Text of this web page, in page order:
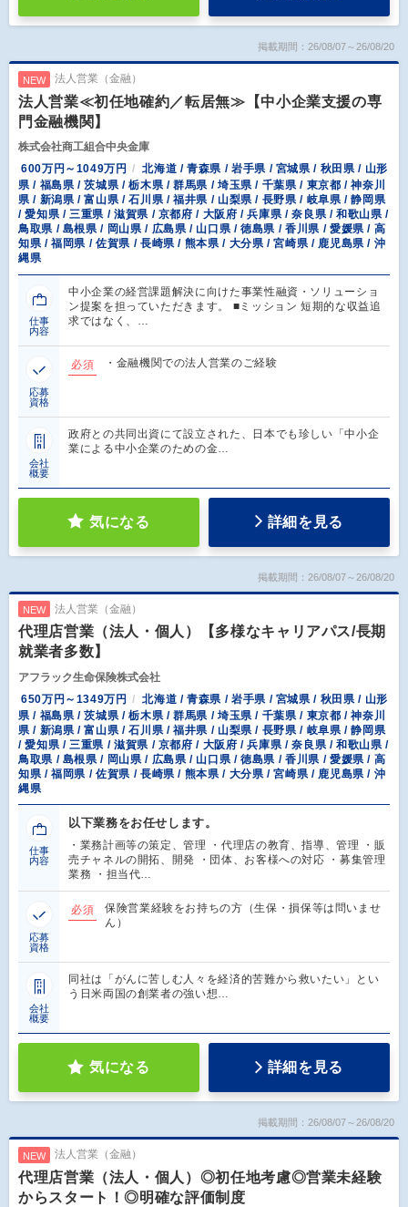
掲載期間：26/08/07～26/08/20
NEW 法人営業（金融）
法人営業≪初任地確約／転居無≫【中小企業支援の専
門金融機関】
株式会社商工組合中央金庫
600万円～1049万円
北海道 / 青森県 / 岩手県 / 宮城県 / 秋田県 / 山形
県 / 福島県 / 茨城県 / 栃木県 / 群馬県 / 埼玉県 / 千葉県 / 東京都 / 神奈川
県 / 新潟県 / 富山県 / 石川県 / 福井県 / 山梨県 / 長野県 / 岐阜県 / 静岡県
/ 愛知県 / 三重県 / 滋賀県 / 京都府 / 大阪府 / 兵庫県 / 奈良県 / 和歌山県 /
鳥取県 / 島根県 / 岡山県 / 広島県 / 山口県 / 徳島県 / 香川県 / 愛媛県 / 高
知県 / 福岡県 / 佐賀県 / 長崎県 / 熊本県 / 大分県 / 宮崎県 / 鹿児島県 / 沖
縄県
仕事
内容
中小企業の経営課題解決に向けた事業性融資・ソリューショ
ン提案を担っていただきます。 ■ミッション 短期的な収益追
求ではなく、…
応募
資格
必須 ・金融機関での法人営業のご経験
会社
概要
政府との共同出資にて設立された、日本でも珍しい「中小企
業による中小企業のための金…
気になる 詳細を見る
掲載期間：26/08/07～26/08/20
NEW 法人営業（金融）
代理店営業（法人・個人）【多様なキャリアパス/長期
就業者多数】
アフラック生命保険株式会社
650万円～1349万円
北海道 / 青森県 / 岩手県 / 宮城県 / 秋田県 / 山形
県 / 福島県 / 茨城県 / 栃木県 / 群馬県 / 埼玉県 / 千葉県 / 東京都 / 神奈川
県 / 新潟県 / 富山県 / 石川県 / 福井県 / 山梨県 / 長野県 / 岐阜県 / 静岡県
/ 愛知県 / 三重県 / 滋賀県 / 京都府 / 大阪府 / 兵庫県 / 奈良県 / 和歌山県 /
鳥取県 / 島根県 / 岡山県 / 広島県 / 山口県 / 徳島県 / 香川県 / 愛媛県 / 高
知県 / 福岡県 / 佐賀県 / 長崎県 / 熊本県 / 大分県 / 宮崎県 / 鹿児島県 / 沖
縄県
仕事
内容
以下業務をお任せします。
・業務計画等の策定、管理 ・代理店の教育、指導、管理 ・販
売チャネルの開拓、開発 ・団体、お客様への対応 ・募集管理
業務 ・担当代…
応募
資格
必須
保険営業経験をお持ちの方（生保・損保等は問いませ
ん）
会社
概要
同社は「がんに苦しむ人々を経済的苦難から救いたい」とい
う日米両国の創業者の強い想…
気になる 詳細を見る
掲載期間：26/08/07～26/08/20
NEW 法人営業（金融）
代理店営業（法人・個人）◎初任地考慮◎営業未経験
からスタート！◎明確な評価制度